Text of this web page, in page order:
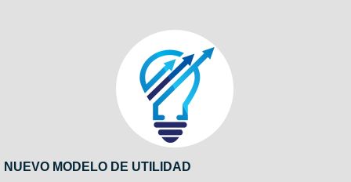
NUEVO MODELO DE UTILIDAD